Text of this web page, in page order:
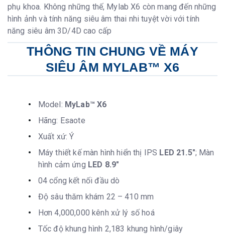
phụ khoa. Không những thế, Mylab X6 còn mang đến những
hình ảnh và tính năng siêu âm thai nhi tuyệt vời với tính
năng siêu âm 3D/4D cao cấp
THÔNG TIN CHUNG VỀ MÁY
SIÊU ÂM MYLAB™ X6
Model: MyLab™ X6
Hãng: Esaote
Xuất xứ: Ý
Máy thiết kế màn hình hiển thị IPS LED 21.5″; Màn
hình cảm ứng LED 8.9″
04 cổng kết nối đầu dò
Độ sâu thăm khám 22 – 410 mm
Hơn 4,000,000 kênh xử lý số hoá
Tốc độ khung hình 2,183 khung hình/giây